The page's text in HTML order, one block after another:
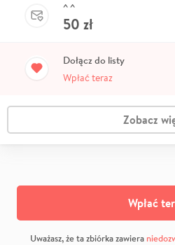
^ ^
50 zł
Dołącz do listy
Wpłać teraz
Zobacz
Wpłać
Uważasz, że ta zbiórka zawiera